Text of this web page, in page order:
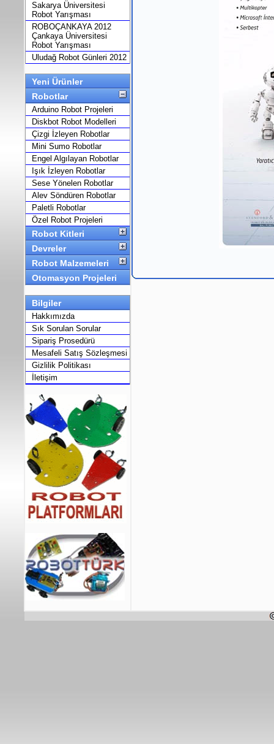
Sakarya Üniversitesi
Robot Yarışması
ROBOÇANKAYA 2012
Çankaya Üniversitesi
Robot Yarışması
Uludağ Robot Günleri 2012
Yeni Ürünler
Robotlar
Arduino Robot Projeleri
Diskbot Robot Modelleri
Çizgi İzleyen Robotlar
Mini Sumo Robotlar
Engel Algılayan Robotlar
Işık İzleyen Robotlar
Sese Yönelen Robotlar
Alev Söndüren Robotlar
Paletli Robotlar
Özel Robot Projeleri
Robot Kitleri
Devreler
Robot Malzemeleri
Otomasyon Projeleri
Bilgiler
Hakkımızda
Sık Sorulan Sorular
Sipariş Prosedürü
Mesafeli Satış Sözleşmesi
Gizlilik Politikası
İletişim